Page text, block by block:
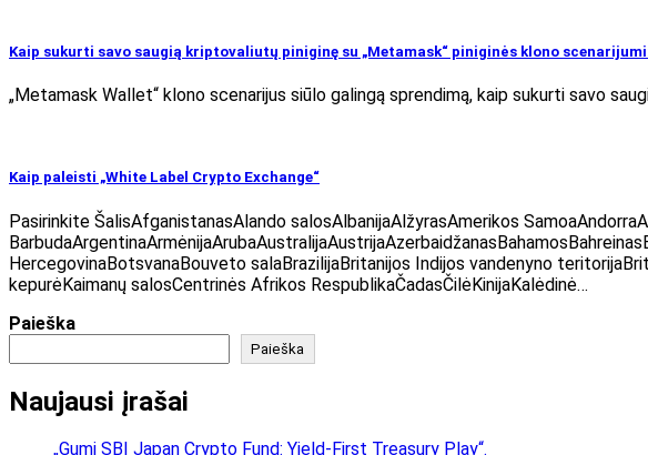
Kaip sukurti savo saugią kriptovaliutų piniginę su „Metamask“ piniginės klono
„Metamask Wallet“ klono scenarijus siūlo galingą sprendimą, kaip sukurti savo
Kaip paleisti „White Label Crypto Exchange“
Pasirinkite ŠalisAfganistanasAlando salosAlbanijaAlžyrasAmerikos
HercegovinaBotsvanaBouveto salaBrazilijaBritanijos Indijos vandenyno
kepurėKaimanų salosCentrinės Afrikos RespublikaČadasČilėKinijaKalėdinė…
Paieška
Paieška
Naujausi įrašai
„Gumi SBI Japan Crypto Fund: Yield-First Treasury Play“.